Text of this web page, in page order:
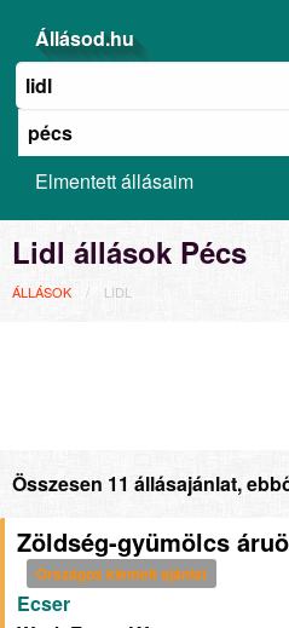
Állásod.hu
Elmentett állásaim
Lidl állások Pécs
ÁLLÁSOK LIDL
Összesen 11 állásajánlat,
Zöldség-gyümölcs
Országos kiemelt ajánlat
Ecser